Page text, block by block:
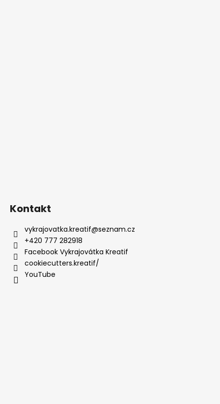
Kontakt
vykrajovatka.kreatif@seznam.cz
+420 777 282918
Facebook Vykrajovátka Kreatif
cookiecutters.kreatif/
YouTube